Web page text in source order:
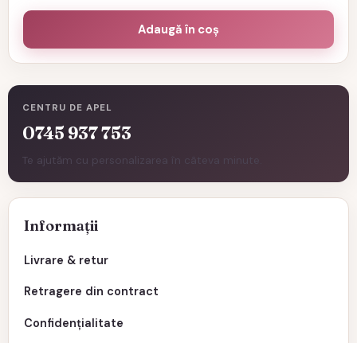
CENTRU DE APEL
0745 937 753
Te ajutăm cu personalizarea în câteva minute.
Informații
Livrare & retur
Retragere din contract
Confidențialitate
Adaugă în coș